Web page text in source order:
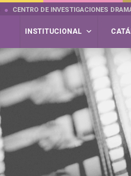
CENTRO DE INVESTIGACIONES
INSTITUCIONAL